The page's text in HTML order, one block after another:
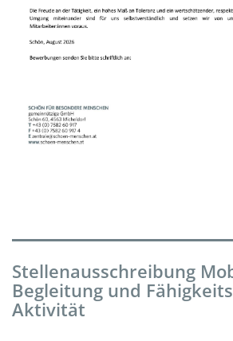
Stellenausschreibung
Begleitung und
Aktivität